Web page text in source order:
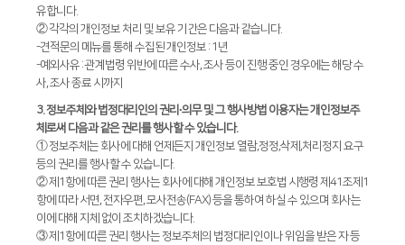
국내지사
해외지사
PS Conversion
Gantry∨
FO Series
HD Gantry Series
Tube∨
TL6527-S
TL9036-X
유합니다.
② 각각의 개인정보 처리 및 보유 기간은 다음과 같습니다.
-견적문의 메뉴를 통해 수집된 개인정보 : 1년
-예외사유 : 관계법령 위반에 따른 수사, 조사 등이 진행 중인 경우에는 해당 수
사, 조사 종료 시까지
3. 정보주체와 법정대리인의 권리·의무 및 그 행사방법 이용자는 개인정보주
체로써 다음과 같은 권리를 행사할 수 있습니다.
① 정보주체는 회사에 대해 언제든지 개인정보 열람,정정,삭제,처리정지 요구
등의 권리를 행사할 수 있습니다.
② 제1항에 따른 권리 행사는 회사에 대해 개인정보 보호법 시행령 제41조제1
항에 따라 서면, 전자우편, 모사전송(FAX) 등을 통하여 하실 수 있으며 회사는
이에 대해 지체 없이 조치하겠습니다.
③ 제1항에 따른 권리 행사는 정보주체의 법정대리인이나 위임을 받은 자 등